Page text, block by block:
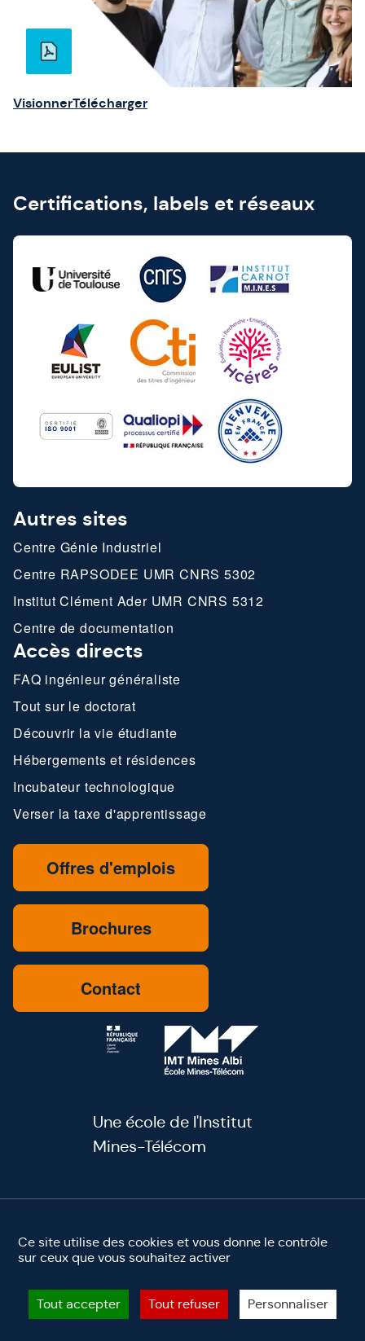
Ce site utilise des cookies et vous donne le contrôle
sur ceux que vous souhaitez activer
Tout accepter Tout refuser Personnaliser
VisionnerTélécharger
Certifications, labels et réseaux
Autres sites
Centre Génie Industriel
Centre RAPSODEE UMR CNRS 5302
Institut Clément Ader UMR CNRS 5312
Centre de documentation
Accès directs
FAQ ingénieur généraliste
Tout sur le doctorat
Découvrir la vie étudiante
Hébergements et résidences
Incubateur technologique
Verser la taxe d'apprentissage
Offres d'emplois
Brochures
Contact
Une école de l'Institut
Mines-Télécom
youtube
linkedin
facebook
instagram
Mentions légales
©2025 IMT Mines Albi. Tous droits réservés